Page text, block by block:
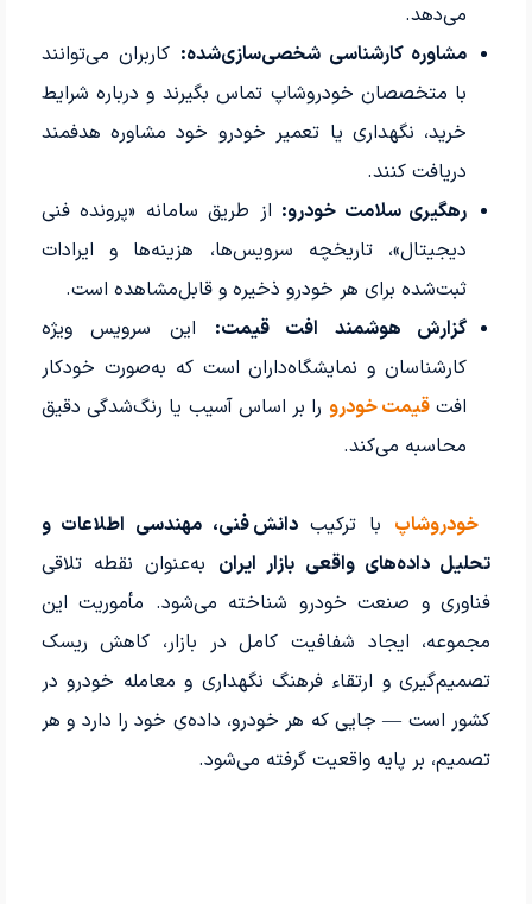
می‌دهد.
مشاوره کارشناسی شخصی‌سازی‌شده: کاربران می‌توانند
با متخصصان خودروشاپ تماس بگیرند و درباره شرایط
خرید، نگهداری یا تعمیر خودرو خود مشاوره هدفمند
دریافت کنند.
رهگیری سلامت خودرو: از طریق سامانه «پرونده فنی
دیجیتال»، تاریخچه سرویس‌ها، هزینه‌ها و ایرادات
ثبت‌شده برای هر خودرو ذخیره و قابل‌مشاهده است.
گزارش هوشمند افت قیمت: این سرویس ویژه
کارشناسان و نمایشگاه‌داران است که به‌صورت خودکار
افتقیمت خودرو را بر اساس آسیب یا رنگ‌شدگی دقیق
محاسبه می‌کند.
خودروشاپ با ترکیبدانش فنی، مهندسی اطلاعات و
تحلیل داده‌های واقعی بازار ایران به‌عنوان نقطه تلاقی
فناوری و صنعت خودرو شناخته می‌شود. مأموریت این
مجموعه، ایجاد شفافیت کامل در بازار، کاهش ریسک
تصمیم‌گیری و ارتقاء فرهنگ نگهداری و معامله خودرو در
کشور است — جایی که هر خودرو، داده‌ی خود را دارد و هر
تصمیم، بر پایه واقعیت گرفته می‌شود.